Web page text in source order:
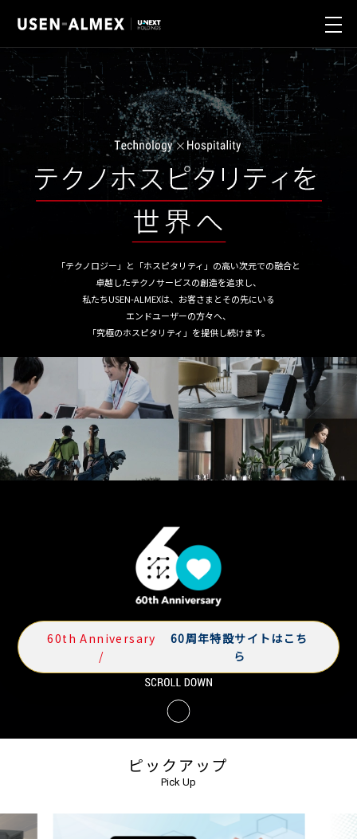
業種別ソリューション
製品・サービス
導入事例
ニュース
採用情報
ALMEX Blog
マイページログイン
資料請求・お問い合わせ
「テクノロジー」と「ホスピタリティ」の高い次元での融合と
卓越したテクノサービスの創造を追求し、
私たちUSEN-ALMEXは、お客さまとその先にいる
エンドユーザーの方々へ、
「究極のホスピタリティ」を提供し続けます。
60th Anniversary
/
60周年特設サイトはこち
ら
ピックアップ
Pick Up